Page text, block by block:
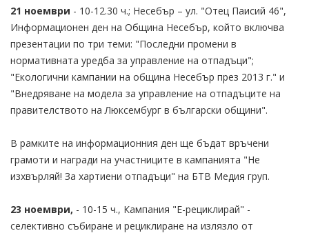
21 ноември - 10-12.30 ч.; Несебър – ул. "Отец Паисий 46",
Информационен ден на Община Несебър, който включва
презентации по три теми: "Последни промени в
нормативната уредба за управление на отпадъци";
"Екологични кампании на община Несебър през 2013 г." и
"Внедряване на модела за управление на отпадъците на
правителството на Люксембург в български общини".
В рамките на информационния ден ще бъдат връчени
грамоти и награди на участниците в кампанията "Не
изхвърляй! За хартиени отпадъци" на БТВ Медия груп.
23 ноември, - 10-15 ч., Кампания "Е-рециклирай" -
селективно събиране и рециклиране на излязло от